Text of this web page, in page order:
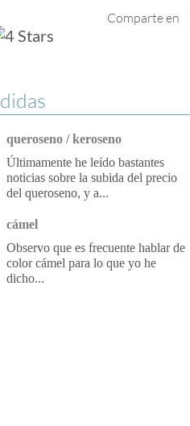
Comparte en
queroseno / keroseno
Últimamente he leído bastantes
noticias sobre la subida del precio
del queroseno, y a...
cámel
Observo que es frecuente hablar de
color cámel para lo que yo he
dicho...